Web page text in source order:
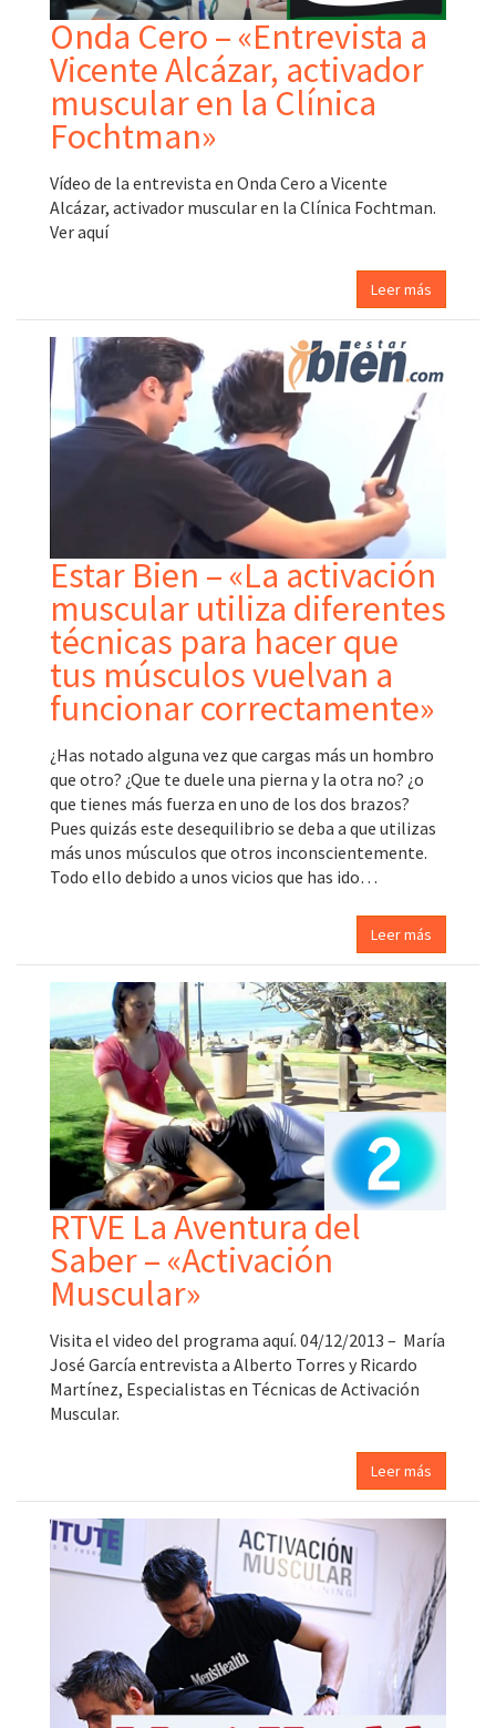
Onda Cero – «Entrevista a
Vicente Alcázar, activador
muscular en la Clínica
Fochtman»
Vídeo de la entrevista en Onda Cero a Vicente
Alcázar, activador muscular en la Clínica Fochtman.
Ver aquí
Leer más
Estar Bien – «La activación
muscular utiliza diferentes
técnicas para hacer que
tus músculos vuelvan a
funcionar correctamente»
¿Has notado alguna vez que cargas más un hombro
que otro? ¿Que te duele una pierna y la otra no? ¿o
que tienes más fuerza en uno de los dos brazos?
Pues quizás este desequilibrio se deba a que utilizas
más unos músculos que otros inconscientemente.
Todo ello debido a unos vicios que has ido…
Leer más
RTVE La Aventura del
Saber – «Activación
Muscular»
Visita el video del programa aquí. 04/12/2013 – María
José García entrevista a Alberto Torres y Ricardo
Martínez, Especialistas en Técnicas de Activación
Muscular.
Leer más